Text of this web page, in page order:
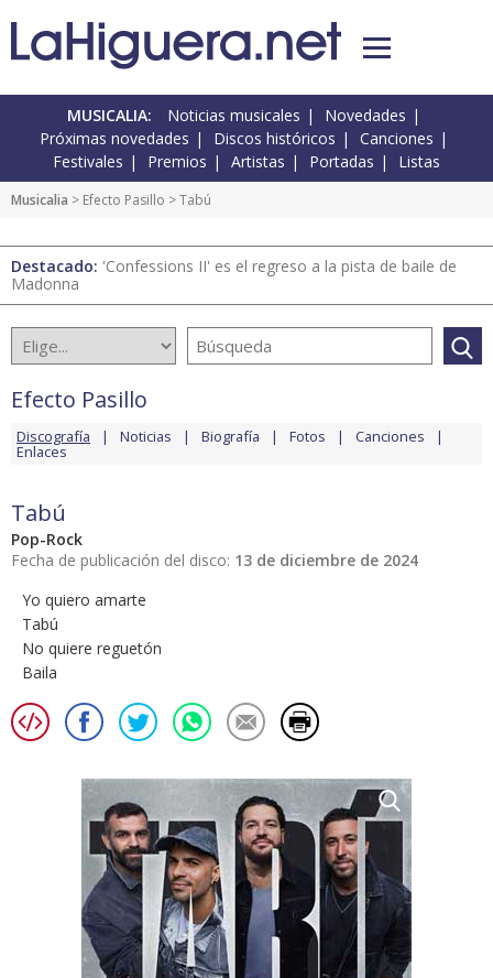
MUSICALIA: Noticias musicales
Novedades
Próximas novedades
Discos históricos
Canciones
Festivales
Premios Artistas Portadas Listas
Musicalia > Efecto Pasillo > Tabú
Destacado: 'Confessions II' es el regreso a la pista de baile de
Madonna
Efecto Pasillo
Discografía Noticias Biografía Fotos Canciones
Enlaces
Tabú
Pop-Rock
Fecha de publicación del disco: 13 de diciembre de 2024
Yo quiero amarte
Tabú
No quiere reguetón
Baila